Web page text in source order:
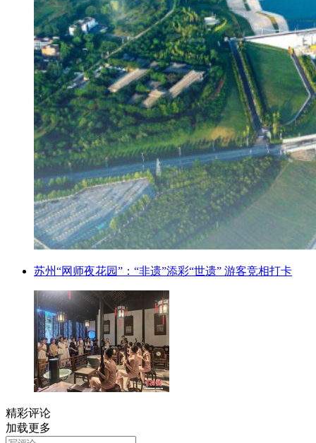
苏州“网师夜花园”：“非遗”添彩“世遗” 游客竞相打卡
精彩评论
加载更多